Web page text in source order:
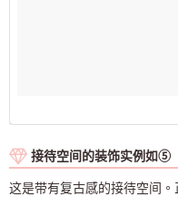
接待空间的装饰实例如⑤
这是带有复古感的接待空间